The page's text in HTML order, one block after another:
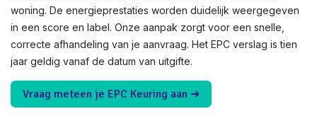
woning. De energieprestaties worden duidelijk weergegeven
in een score en label. Onze aanpak zorgt voor een snelle,
correcte afhandeling van je aanvraag. Het EPC verslag is tien
jaar geldig vanaf de datum van uitgifte.
Vraag meteen je EPC Keuring aan ➜